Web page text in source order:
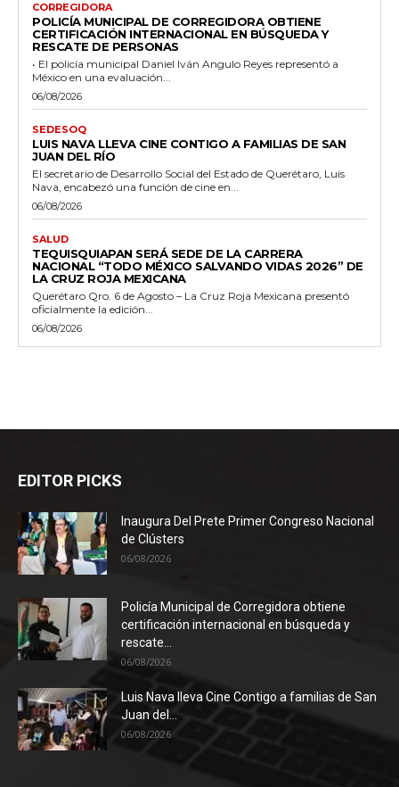
CORREGIDORA
POLICÍA MUNICIPAL DE CORREGIDORA OBTIENE
CERTIFICACIÓN INTERNACIONAL EN BÚSQUEDA Y
RESCATE DE PERSONAS
• El policía municipal Daniel Iván Angulo Reyes representó a
México en una evaluación...
06/08/2026
SEDESOQ
LUIS NAVA LLEVA CINE CONTIGO A FAMILIAS DE SAN
JUAN DEL RÍO
El secretario de Desarrollo Social del Estado de Querétaro, Luis
Nava, encabezó una función de cine en...
06/08/2026
SALUD
TEQUISQUIAPAN SERÁ SEDE DE LA CARRERA
NACIONAL “TODO MÉXICO SALVANDO VIDAS 2026” DE
LA CRUZ ROJA MEXICANA
Querétaro Qro. 6 de Agosto – La Cruz Roja Mexicana presentó
oficialmente la edición...
06/08/2026
EDITOR PICKS
Inaugura Del Prete Primer Congreso Nacional
de Clústers
06/08/2026
Policía Municipal de Corregidora obtiene
certificación internacional en búsqueda y
rescate...
06/08/2026
Luis Nava lleva Cine Contigo a familias de San
Juan del...
06/08/2026